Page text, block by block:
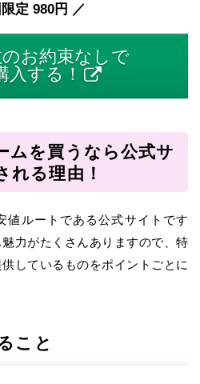
定 980円 ／
お約束なしで
入する！
ムを買うなら公式サ
れる理由！
値ルートである公式サイトです
力がたくさんありますので、特
しているものをポイントごとに
こと